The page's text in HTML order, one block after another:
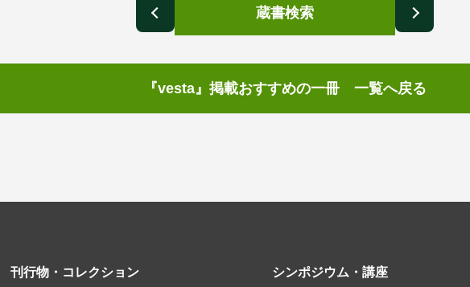
蔵書検索
『vesta』掲載おすすめの一冊 一覧へ戻る
刊行物・コレクション シンポジウム・講座